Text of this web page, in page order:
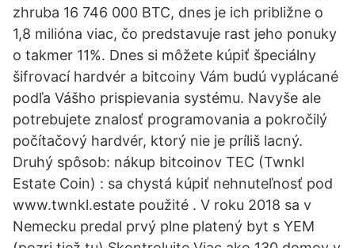
zhruba 16 746 000 BTC, dnes je ich približne o
1,8 milióna viac, čo predstavuje rast jeho ponuky
o takmer 11%. Dnes si môžete kúpiť špeciálny
šifrovací hardvér a bitcoiny Vám budú vyplácané
podľa Vášho prispievania systému. Navyše ale
potrebujete znalosť programovania a pokročilý
počítačový hardvér, ktorý nie je príliš lacný.
Druhý spôsob: nákup bitcoinov TEC (Twnkl
Estate Coin) : sa chystá kúpiť nehnuteľnosť pod
www.twnkl.estate použité . V roku 2018 sa v
Nemecku predal prvý plne platený byt s YEM